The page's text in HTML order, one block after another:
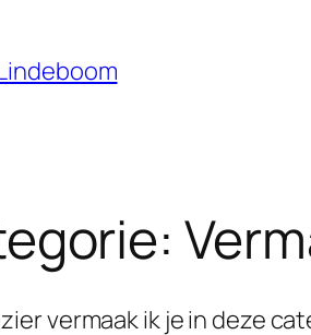
vermaak ik je in deze